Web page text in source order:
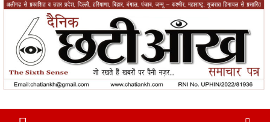
Skip
content
Chatiankh